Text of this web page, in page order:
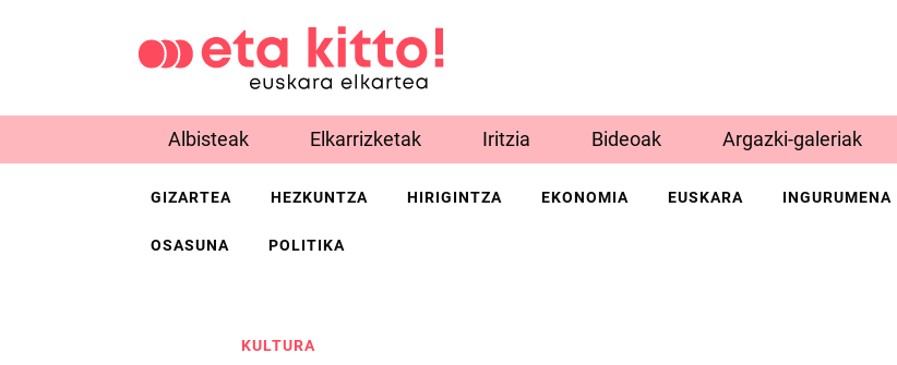
Albisteak Elkarrizketak Iritzia Bideoak Argazki-galeriak
GIZARTEA HEZKUNTZA HIRIGINTZA EKONOMIA EUSKARA INGURUMENA
OSASUNA POLITIKA
KULTURA